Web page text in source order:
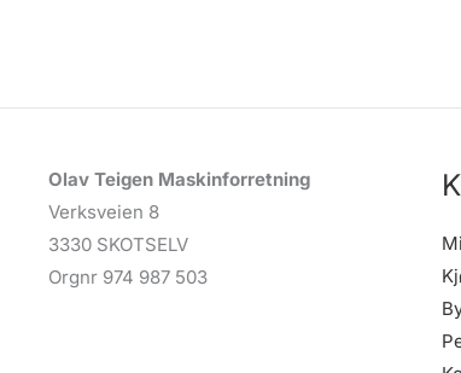
Olav Teigen Maskinforretning
Verksveien 8
3330 SKOTSELV
Orgnr 974 987 503